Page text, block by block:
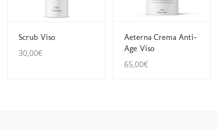
Guarda Dettagli
Scrub Viso
30,00€
Guarda Dettagli
Aeterna Crema Anti-
Age Viso
65,00€